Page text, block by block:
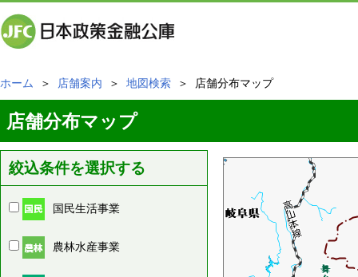
ホーム ＞ 店舗案内 ＞ 地図検索 ＞ 店舗分布マップ
店舗分布マップ
絞込条件を選択する
国民生活事業
農林水産事業